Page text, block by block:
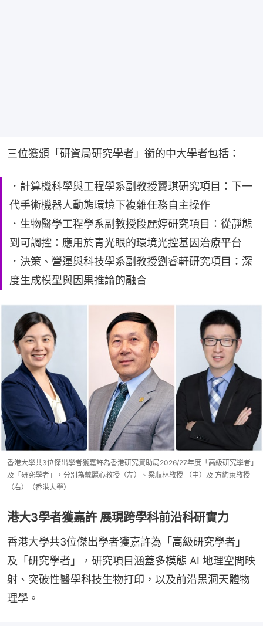
三位獲頒「研資局研究學者」銜的中大學者包括：
．計算機科學與工程學系副教授竇琪研究項目：下一
代手術機器人動態環境下複雜任務自主操作
．生物醫學工程學系副教授段麗婷研究項目：從靜態
到可調控：應用於青光眼的環境光控基因治療平台
．決策、營運與科技學系副教授劉睿軒研究項目：深
度生成模型與因果推論的融合
香港大學共3位傑出學者獲嘉許為香港研究資助局2026/27年度「高級研究學者」
及「研究學者」，分別為戴麗心教授（左）、梁順林教授 （中）及 方絢萊教授
（右）（香港大學）
港大3學者獲嘉許 展現跨學科前沿科研實力
香港大學共3位傑出學者獲嘉許為「高級研究學者」
及「研究學者」，研究項目涵蓋多模態 AI 地理空間映
射、突破性醫學科技生物打印，以及前沿黑洞天體物
理學。